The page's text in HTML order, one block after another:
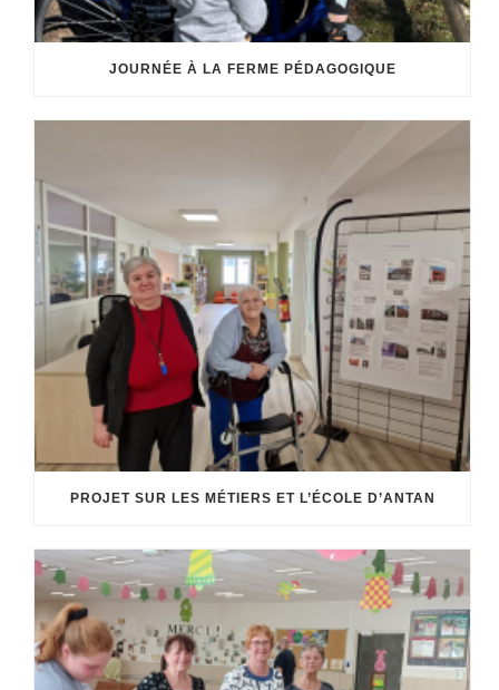
JOURNÉE À LA FERME PÉDAGOGIQUE
PROJET SUR LES MÉTIERS ET L’ÉCOLE D’ANTAN